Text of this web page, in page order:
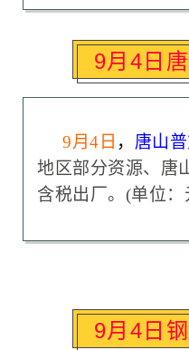
9月4日
9月4日 ， 唐山
地区部分资源、唐
含税出厂。(单位：
9月4日